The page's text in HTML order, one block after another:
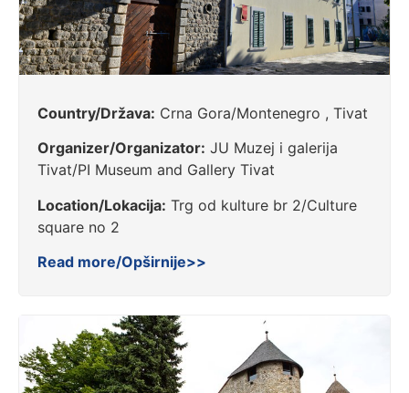
Country/Država: Crna Gora/Montenegro , Tivat
Organizer/Organizator: JU Muzej i galerija
Tivat/PI Museum and Gallery Tivat
Location/Lokacija: Trg od kulture br 2/Culture
square no 2
Read more/Opširnije>>